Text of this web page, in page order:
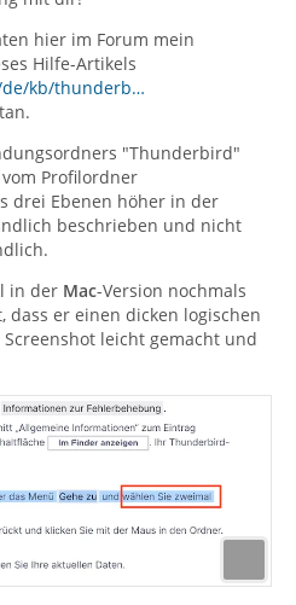
hier im Forum mein
Hilfe-Artikels
kb/thunderb…
"Thunderbird"
Profilordner
drei Ebenen höher in der
beschrieben und nicht
in der Mac-Version nochmals
dass er einen dicken logischen
leicht gemacht und